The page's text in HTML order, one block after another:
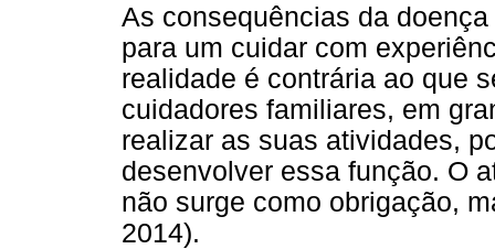
As consequências da
para um cuidar com
realidade é contrária ao que
cuidadores familiares, em
realizar as suas atividades,
desenvolver essa função. O
não surge como obrigação,
2014).